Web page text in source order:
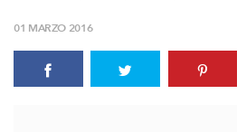
01 MARZO 2016